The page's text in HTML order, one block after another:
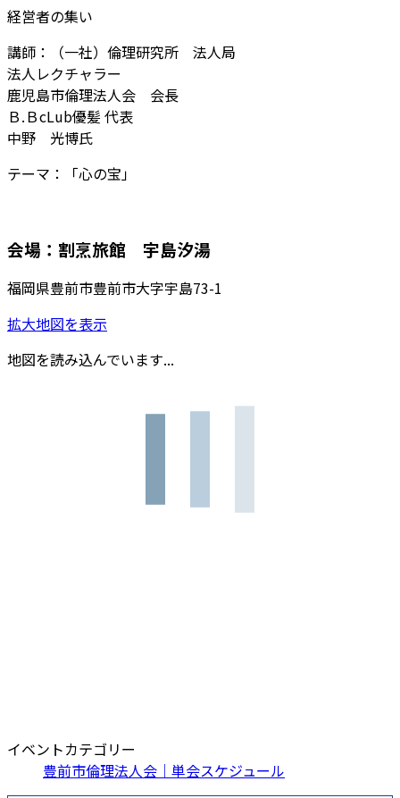
経営者の集い
講師：（一社）倫理研究所 法人局
法人レクチャラー
鹿児島市倫理法人会 会長
Ｂ.ＢcLub優髪 代表
中野 光博氏
テーマ：「心の宝」
会場：割烹旅館 宇島汐湯
福岡県豊前市豊前市大字宇島73-1
拡大地図を表示
地図を読み込んでいます...
イベントカテゴリー
豊前市倫理法人会｜単会スケジュール